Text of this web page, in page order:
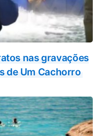
nas gravações
de Um Cachorro